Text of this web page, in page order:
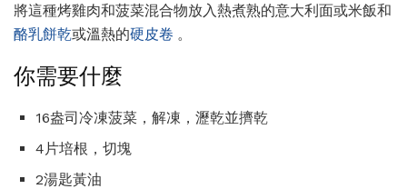
將這種烤雞肉和菠菜混合物放入熱煮熟的意大利面或米飯和
酪乳餅乾或溫熱的硬皮卷 。
你需要什麼
16盎司冷凍菠菜，解凍，瀝乾並擠乾
4片培根，切塊
2湯匙黃油